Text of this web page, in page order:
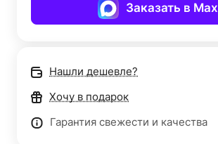
Заказать в Max
Нашли дешевле?
Хочу в подарок
Гарантия свежести и качества